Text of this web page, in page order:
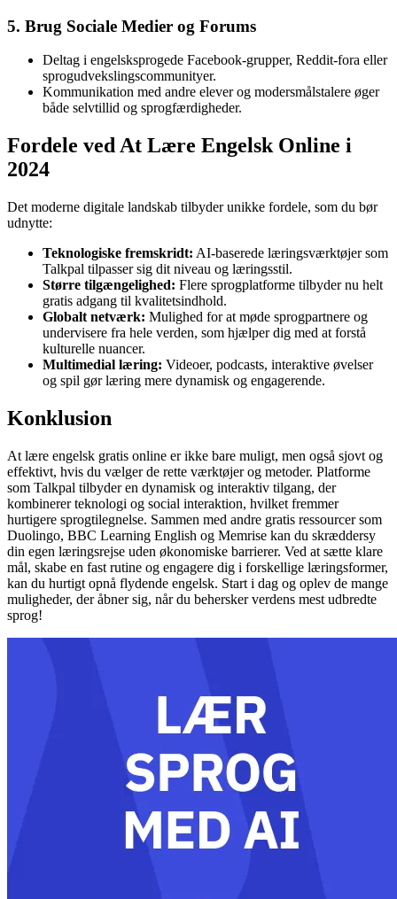
5. Brug Sociale Medier og Forums
Deltag i engelsksprogede Facebook-grupper, Reddit-fora eller
sprogudvekslingscommunityer.
Kommunikation med andre elever og modersmålstalere øger
både selvtillid og sprogfærdigheder.
Fordele ved At Lære Engelsk Online i
2024
Det moderne digitale landskab tilbyder unikke fordele, som du bør
udnytte:
Teknologiske fremskridt: AI-baserede læringsværktøjer som
Talkpal tilpasser sig dit niveau og læringsstil.
Større tilgængelighed: Flere sprogplatforme tilbyder nu helt
gratis adgang til kvalitetsindhold.
Globalt netværk: Mulighed for at møde sprogpartnere og
undervisere fra hele verden, som hjælper dig med at forstå
kulturelle nuancer.
Multimedial læring: Videoer, podcasts, interaktive øvelser
og spil gør læring mere dynamisk og engagerende.
Konklusion
At lære engelsk gratis online er ikke bare muligt, men også sjovt og
effektivt, hvis du vælger de rette værktøjer og metoder. Platforme
som Talkpal tilbyder en dynamisk og interaktiv tilgang, der
kombinerer teknologi og social interaktion, hvilket fremmer
hurtigere sprogtilegnelse. Sammen med andre gratis ressourcer som
Duolingo, BBC Learning English og Memrise kan du skræddersy
din egen læringsrejse uden økonomiske barrierer. Ved at sætte klare
mål, skabe en fast rutine og engagere dig i forskellige læringsformer,
kan du hurtigt opnå flydende engelsk. Start i dag og oplev de mange
muligheder, der åbner sig, når du behersker verdens mest udbredte
sprog!